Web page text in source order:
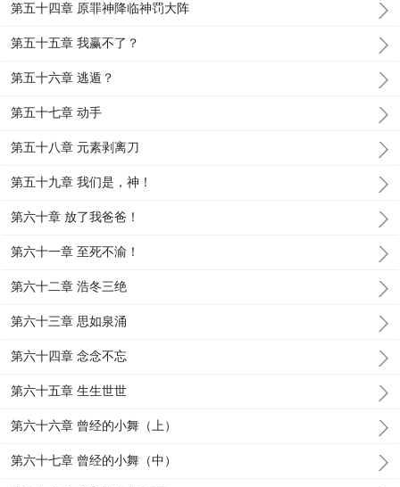
第五十四章 原罪神降临神罚大阵
第五十五章 我赢不了？
第五十六章 逃遁？
第五十七章 动手
第五十八章 元素剥离刀
第五十九章 我们是，神！
第六十章 放了我爸爸！
第六十一章 至死不渝！
第六十二章 浩冬三绝
第六十三章 思如泉涌
第六十四章 念念不忘
第六十五章 生生世世
第六十六章 曾经的小舞（上）
第六十七章 曾经的小舞（中）